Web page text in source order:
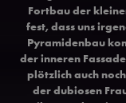
Fortbau der
fest, dass uns
Pyramidenbau
der inneren
plötzlich auch
der dubiosen